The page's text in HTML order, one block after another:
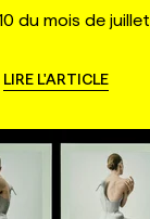
du mois de juillet
LIRE L'ARTICLE